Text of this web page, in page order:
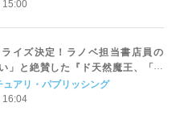
15:00
イズ決定！ラノベ担当書店員の
」と絶賛した『ド天然魔王、「魔
』4月30日発売
アリ・パブリッシング
16:04